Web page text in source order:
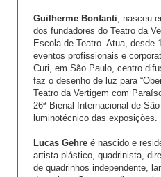
Guilherme Bonfanti, nasceu
dos fundadores do Teatro da
Escola de Teatro. Atua,
eventos profissionais e
Curi, em São Paulo, centro
faz o desenho de luz para
Teatro da Vertigem com
26ª Bienal Internacional de
luminotécnico das exposições.
Lucas Gehre é nascido e
artista plástico, quadrinista,
de quadrinhos independente,